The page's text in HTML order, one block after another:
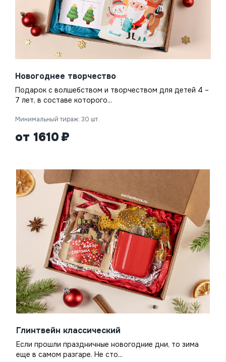
Новогоднее творчество
Подарок с волшебством и творчеством для детей 4 –
7 лет, в составе которого...
Минимальный тираж: 30 шт.
от 1610
Глинтвейн классический
Если прошли праздничные новогодние дни, то зима
еще в самом разгаре. Не сто...